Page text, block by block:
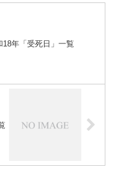
18年「受死日」一覧